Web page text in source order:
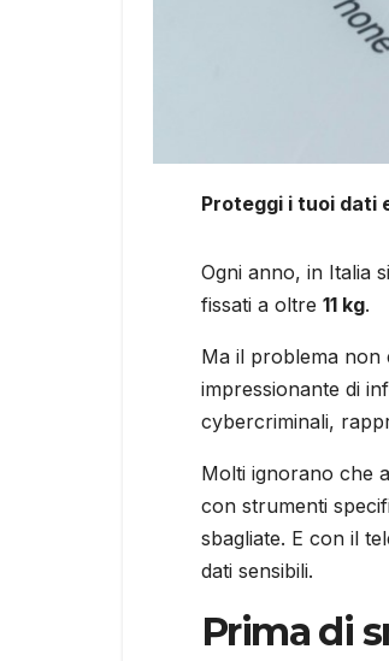
Proteggi i tuoi dati
Ogni anno, in Italia
fissati a oltre 11 kg.
Ma il problema non
impressionante di
cybercriminali,
Molti ignorano che
con strumenti
sbagliate. E con il
dati sensibili.
Prima di